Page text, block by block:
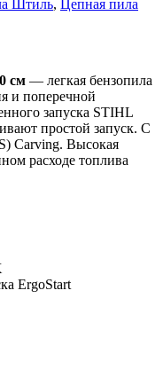
Штиль, Цепная пила
см — легкая бензопила
и поперечной
запуска STIHL
простой запуск. С
Сarving. Высокая
расходе топлива
ErgoStart